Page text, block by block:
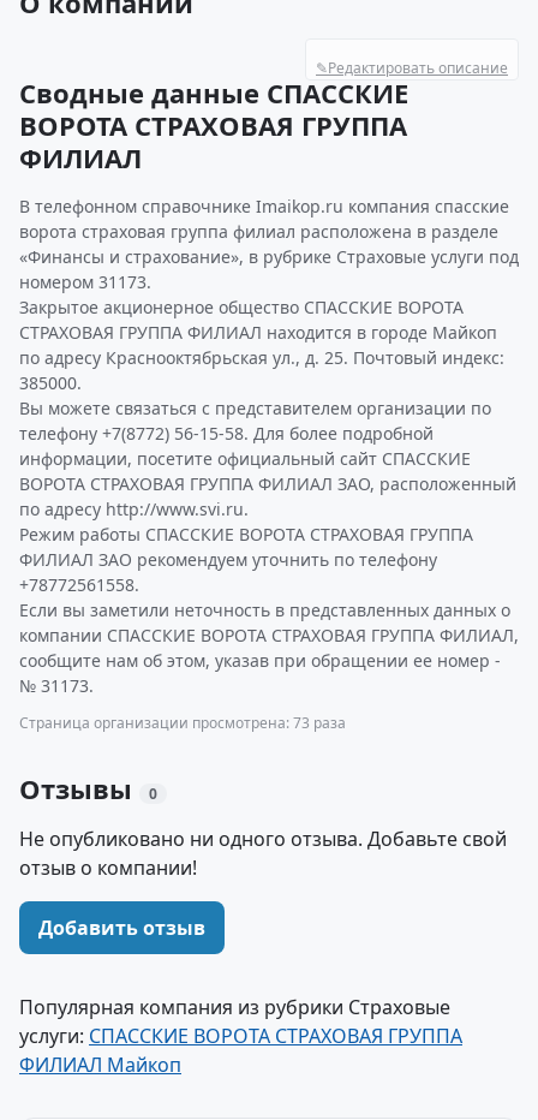
✎Редактировать описание
Сводные данные СПАССКИЕ
ВОРОТА СТРАХОВАЯ ГРУППА
ФИЛИАЛ
В телефонном справочнике Imaikop.ru компания спасские
ворота страховая группа филиал расположена в разделе
«Финансы и страхование», в рубрике Страховые услуги под
номером 31173.
Закрытое акционерное общество СПАССКИЕ ВОРОТА
СТРАХОВАЯ ГРУППА ФИЛИАЛ находится в городе Майкоп
по адресу Краснооктябрьская ул., д. 25. Почтовый индекс:
385000.
Вы можете связаться с представителем организации по
телефону +7(8772) 56-15-58. Для более подробной
информации, посетите официальный сайт СПАССКИЕ
ВОРОТА СТРАХОВАЯ ГРУППА ФИЛИАЛ ЗАО, расположенный
по адресу http://www.svi.ru.
Режим работы СПАССКИЕ ВОРОТА СТРАХОВАЯ ГРУППА
ФИЛИАЛ ЗАО рекомендуем уточнить по телефону
+78772561558.
Если вы заметили неточность в представленных данных о
компании СПАССКИЕ ВОРОТА СТРАХОВАЯ ГРУППА ФИЛИАЛ,
сообщите нам об этом, указав при обращении ее номер -
№ 31173.
Страница организации просмотрена: 73 раза
Отзывы 0
Не опубликовано ни одного отзыва. Добавьте свой
отзыв о компании!
Добавить отзыв
Популярная компания из рубрики Страховые
услуги: СПАССКИЕ ВОРОТА СТРАХОВАЯ ГРУППА
ФИЛИАЛ Майкоп